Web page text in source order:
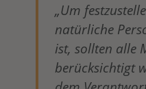
„Um
natürliche
ist, sollten alle
berücksichtigt